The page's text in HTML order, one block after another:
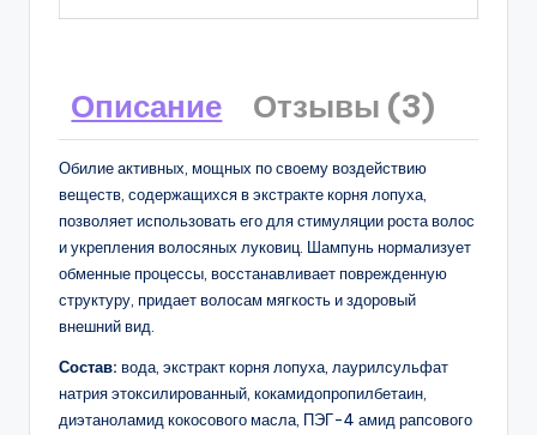
Описание Отзывы (3)
Обилие активных, мощных по своему воздействию
веществ, содержащихся в экстракте корня лопуха,
позволяет использовать его для стимуляции роста волос
и укрепления волосяных луковиц. Шампунь нормализует
обменные процессы, восстанавливает поврежденную
структуру, придает волосам мягкость и здоровый
внешний вид.
Состав: вода, экстракт корня лопуха, лаурилсульфат
натрия этоксилированный, кокамидопропилбетаин,
диэтаноламид кокосового масла, ПЭГ-4 амид рапсового